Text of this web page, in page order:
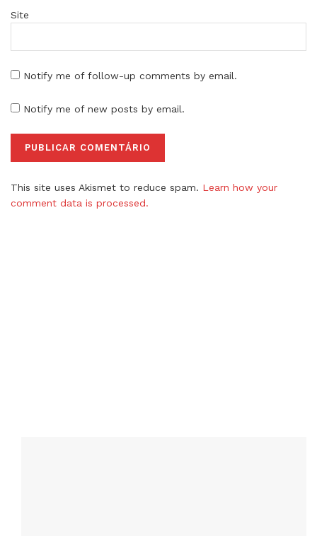
Site
Notify me of follow-up comments by email.
Notify me of new posts by email.
This site uses Akismet to reduce spam. Learn how your
comment data is processed.